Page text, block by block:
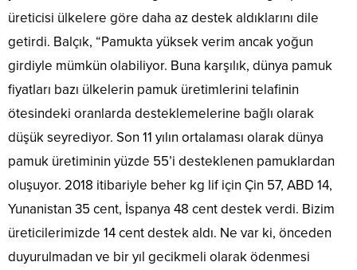
üreticisi ülkelere göre daha az destek aldıklarını dile
getirdi. Balçık, “Pamukta yüksek verim ancak yoğun
girdiyle mümkün olabiliyor. Buna karşılık, dünya pamuk
fiyatları bazı ülkelerin pamuk üretimlerini telafinin
ötesindeki oranlarda desteklemelerine bağlı olarak
düşük seyrediyor. Son 11 yılın ortalaması olarak dünya
pamuk üretiminin yüzde 55’i desteklenen pamuklardan
oluşuyor. 2018 itibariyle beher kg lif için Çin 57, ABD 14,
Yunanistan 35 cent, İspanya 48 cent destek verdi. Bizim
üreticilerimizde 14 cent destek aldı. Ne var ki, önceden
duyurulmadan ve bir yıl gecikmeli olarak ödenmesi